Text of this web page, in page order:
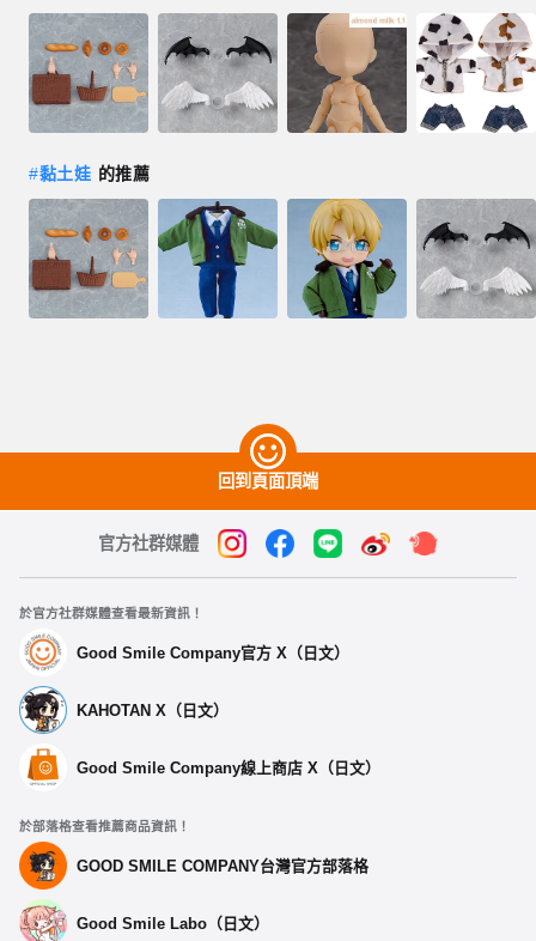
#黏土娃 的推薦
回到頁面頂端
官方社群媒體
於官方社群媒體查看最新資訊！
Good Smile Company官方 X（日文）
KAHOTAN X（日文）
Good Smile Company線上商店 X（日文）
於部落格查看推薦商品資訊！
GOOD SMILE COMPANY台灣官方部落格
Good Smile Labo（日文）